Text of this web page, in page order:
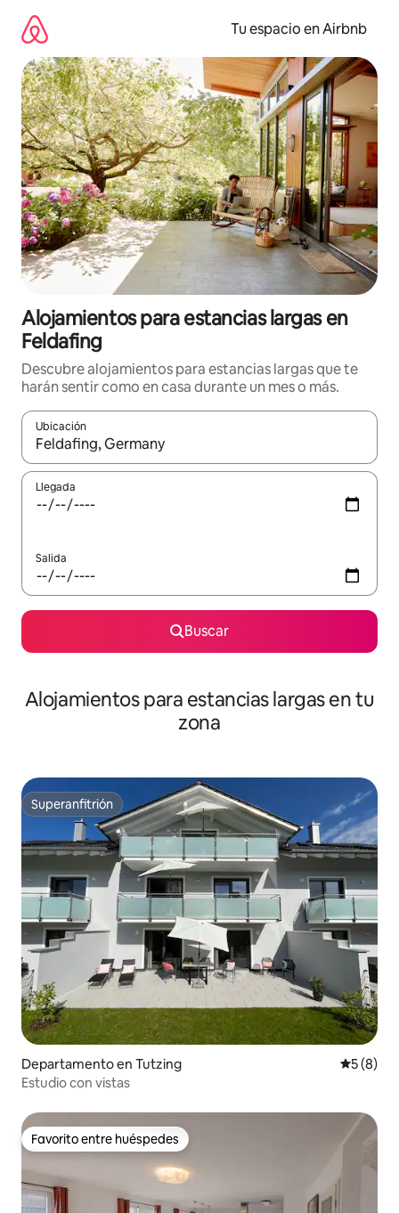
contenido
Tu espacio en Airbnb
Alojamientos para estancias largas en
Feldafing
Descubre alojamientos para estancias largas que te
harán sentir como en casa durante un mes o más.
Ubicación
Cuando los resultados estén disponibles, podrás navegar
Llegada
Salida
Buscar
Alojamientos para estancias largas en tu
zona
Superanfitrión
Superanfitrión
Departamento en Tutzing
5 (8)
Estudio con vistas
Favorito entre huéspedes
Favorito entre huéspedes